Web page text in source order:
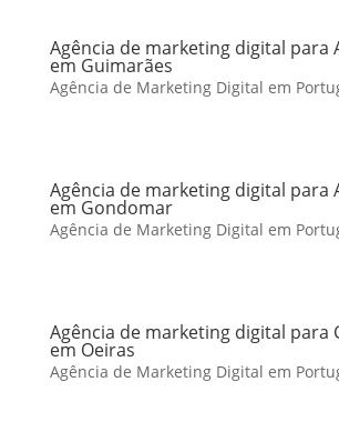
Agência de marketing digital para
em Guimarães
Agência de Marketing Digital em
Agência de marketing digital para
em Gondomar
Agência de Marketing Digital em
Agência de marketing digital para
em Oeiras
Agência de Marketing Digital em